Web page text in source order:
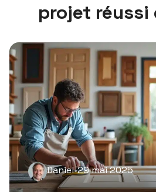
projet réussi
Daniel•29 mai 2025